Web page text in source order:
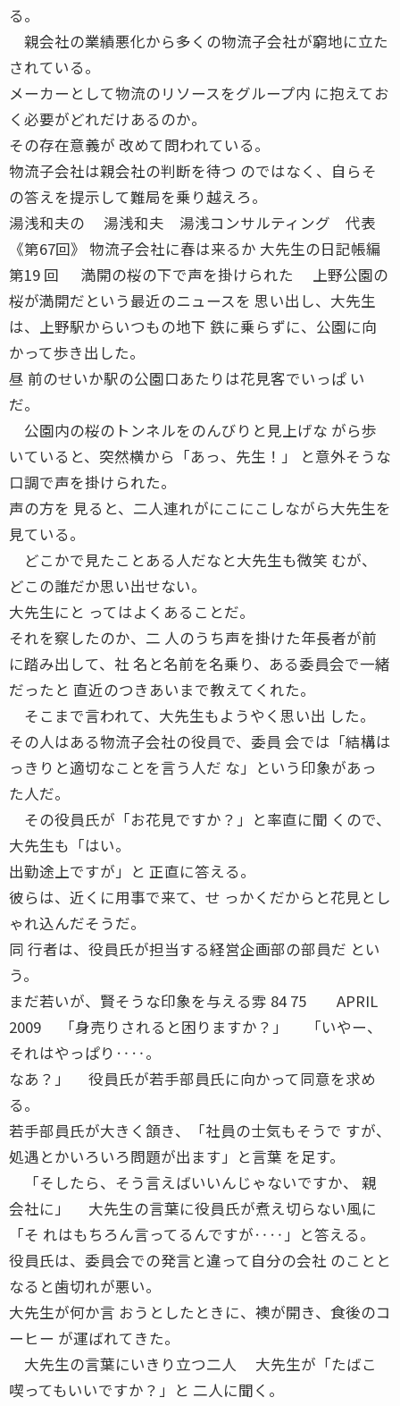
る。
親会社の業績悪化から多くの物流子会社が窮地に立た
されている。
メーカーとして物流のリソースをグループ内 に抱えてお
く必要がどれだけあるのか。
その存在意義が 改めて問われている。
物流子会社は親会社の判断を待つ のではなく、自らそ
の答えを提示して難局を乗り越えろ。
湯浅和夫の 湯浅和夫 湯浅コンサルティング 代表
《第67回》 物流子会社に春は来るか 大先生の日記帳編
第19 回 満開の桜の下で声を掛けられた 上野公園の
桜が満開だという最近のニュースを 思い出し、大先生
は、上野駅からいつもの地下 鉄に乗らずに、公園に向
かって歩き出した。
昼 前のせいか駅の公園口あたりは花見客でいっぱ い
だ。
公園内の桜のトンネルをのんびりと見上げな がら歩
いていると、突然横から「あっ、先生！」 と意外そうな
口調で声を掛けられた。
声の方を 見ると、二人連れがにこにこしながら大先生を
見ている。
どこかで見たことある人だなと大先生も微笑 むが、
どこの誰だか思い出せない。
大先生にと ってはよくあることだ。
それを察したのか、二 人のうち声を掛けた年長者が前
に踏み出して、社 名と名前を名乗り、ある委員会で一緒
だったと 直近のつきあいまで教えてくれた。
そこまで言われて、大先生もようやく思い出 した。
その人はある物流子会社の役員で、委員 会では「結構は
っきりと適切なことを言う人だ な」という印象があっ
た人だ。
その役員氏が「お花見ですか？」と率直に聞 くので、
大先生も「はい。
出勤途上ですが」と 正直に答える。
彼らは、近くに用事で来て、せ っかくだからと花見とし
ゃれ込んだそうだ。
同 行者は、役員氏が担当する経営企画部の部員だ とい
う。
まだ若いが、賢そうな印象を与える雰 84 75 APRIL
2009 「身売りされると困りますか？」 「いやー、
それはやっぱり‥‥。
なあ？」 役員氏が若手部員氏に向かって同意を求め
る。
若手部員氏が大きく頷き、「社員の士気もそうで すが、
処遇とかいろいろ問題が出ます」と言葉 を足す。
「そしたら、そう言えばいいんじゃないですか、 親
会社に」 大先生の言葉に役員氏が煮え切らない風に
「そ れはもちろん言ってるんですが‥‥」と答える。
役員氏は、委員会での発言と違って自分の会社 のことと
なると歯切れが悪い。
大先生が何か言 おうとしたときに、襖が開き、食後のコ
ーヒー が運ばれてきた。
大先生の言葉にいきり立つ二人 大先生が「たばこ
喫ってもいいですか？」と 二人に聞く。